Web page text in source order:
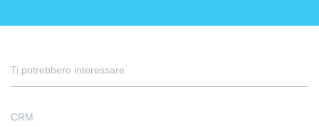
Ti potrebbero interessare
CRM